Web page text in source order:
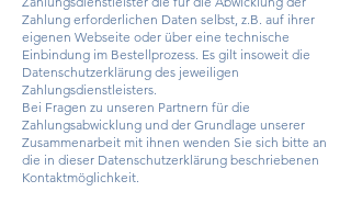
Zahlung erforderlichen Daten selbst, z.B. auf ihrer
eigenen Webseite oder über eine technische
Einbindung im Bestellprozess. Es gilt insoweit die
Datenschutzerklärung des jeweiligen
Zahlungsdienstleisters.
Bei Fragen zu unseren Partnern für die
Zahlungsabwicklung und der Grundlage unserer
Zusammenarbeit mit ihnen wenden Sie sich bitte an
die in dieser Datenschutzerklärung beschriebenen
Kontaktmöglichkeit.